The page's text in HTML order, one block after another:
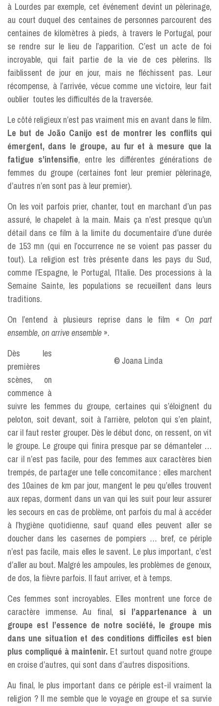
à Lourdes par exemple, cet événement devint un pèlerinage,
au court duquel des centaines de personnes parcourent des
centaines de kilomètres à pieds, à travers le Portugal, pour
se rendre sur le lieu de l’apparition. C’est un acte de foi
incroyable, qui fait partie de la vie de ces pèlerins. Ils
faiblissent de jour en jour, mais ne fléchissent pas. Leur
récompense, à l’arrivée, vécue comme une victoire, leur fait
oublier toutes les difficultés de la traversée.
Le côté religieux n’est pas vraiment mis en avant dans le film.
Le but de João Canijo est de montrer les conflits qui
émergent, dans le groupe, au fur et à mesure que la
fatigue s’intensifie, entre les différentes générations de
femmes du groupe (certaines font leur premier pèlerinage,
d’autres n’en sont pas à leur premier).
On les voit parfois prier, chanter, tout en marchant d’un pas
assuré, le chapelet à la main. Mais ça n’est presque qu’un
détail dans ce film à la limite du documentaire d’une durée
de 153 mn (qui en l’occurrence ne se voient pas passer du
tout). La religion est très présente dans les pays du Sud,
comme l’Espagne, le Portugal, l’Italie. Des processions à la
Semaine Sainte, les populations se recueillent dans leurs
traditions.
On l’entend à plusieurs reprise dans le film « On part
ensemble, on arrive ensemble ».
© Joana Linda
Dès les
premières
scènes, on
commence à
suivre les femmes du groupe, certaines qui s’éloignent du
peloton, soit devant, soit à l’arrière, peloton qui s’en plaint,
car il faut rester grouper. Dès le début donc, on ressent, on vit
le groupe. Le groupe qui finira presque par se démanteler …
car il n’est pas facile, pour des femmes aux caractères bien
trempés, de partager une telle concomitance : elles marchent
des 10aines de km par jour, mangent le peu qu’elles trouvent
aux repas, dorment dans un van qui les suit pour leur assurer
les secours en cas de problème, ont parfois du mal à accéder
à l’hygiène quotidienne, sauf quand elles peuvent aller se
doucher dans les casernes de pompiers … bref, ce périple
n’est pas facile, mais elles le savent. Le plus important, c’est
d’aller au bout. Malgré les ampoules, les problèmes de genoux,
de dos, la fièvre parfois. Il faut arriver, et à temps.
Ces femmes sont incroyables. Elles montrent une force de
caractère immense. Au final, si l’appartenance à un
groupe est l’essence de notre société, le groupe mis
dans une situation et des conditions difficiles est bien
plus compliqué à maintenir. Et surtout quand notre groupe
en croise d’autres, qui sont dans d’autres dispositions.
Au final, le plus important dans ce périple est-il vraiment la
religion ? Il me semble que le voyage en groupe et sa survie